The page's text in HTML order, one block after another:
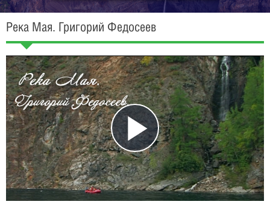
Подборки
О проекте
Река Мая. Григорий Федосеев
Play
Video